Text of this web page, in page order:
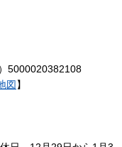
5000020382108
図 】